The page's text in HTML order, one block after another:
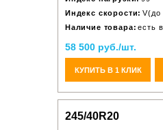
Индекс скорости: V(до
Наличие товара: есть
58 500 руб./шт.
КУПИТЬ В 1 КЛИК
245/40R20